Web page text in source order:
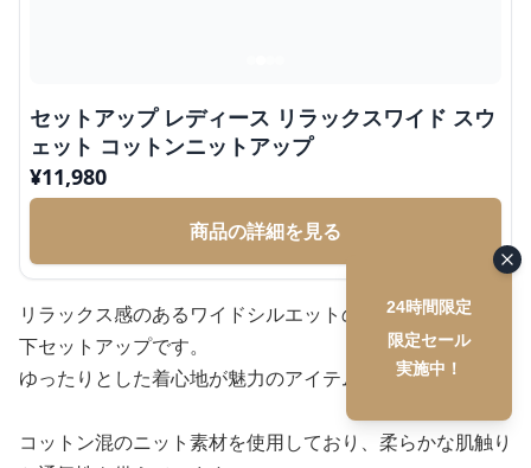
セットアップ レディース リラックスワイド スウ
ェット コットンニットアップ
¥11,980
商品の詳細を見る
リラックス感のあるワイドシルエットのコットンニット上
下セットアップです。
ゆったりとした着心地が魅力のアイテムとなっています。
コットン混のニット素材を使用しており、柔らかな肌触り
24時間限定
限定セール
実施中！